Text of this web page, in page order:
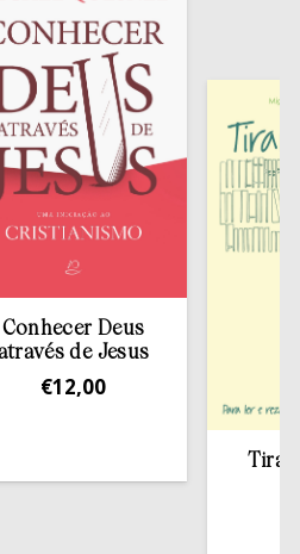
Deus
de Jesus
12,00
Tirar a